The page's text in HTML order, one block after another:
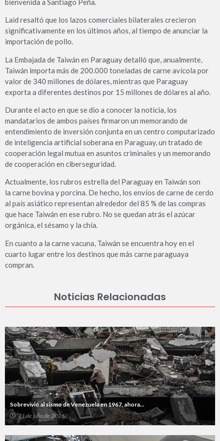
bienvenida a Santiago Peña.
Laid resaltó que los lazos comerciales bilaterales crecieron
significativamente en los últimos años, al tiempo de anunciar la
importación de pollo.
La Embajada de Taiwán en Paraguay detalló que, anualmente,
Taiwán importa más de 200.000 toneladas de carne avícola por
valor de 340 millones de dólares, mientras que Paraguay
exporta a diferentes destinos por 15 millones de dólares al año.
Durante el acto en que se dio a conocer la noticia, los
mandatarios de ambos países firmaron un memorando de
entendimiento de inversión conjunta en un centro computarizado
de inteligencia artificial soberana en Paraguay, un tratado de
cooperación legal mutua en asuntos criminales y un memorando
de cooperación en ciberseguridad.
Actualmente, los rubros estrella del Paraguay en Taiwán son
la carne bovina y porcina. De hecho, los envíos de carne de cerdo
al país asiático representan alrededor del 85 % de las compras
que hace Taiwán en ese rubro. No se quedan atrás el azúcar
orgánica, el sésamo y la chía.
En cuanto a la carne vacuna, Taiwán se encuentra hoy en el
cuarto lugar entre los destinos que más carne paraguaya
compran.
Noticias Relacionadas
Sobrevivió al sismo de Venezuela en 1967, ahora...
21 de julio de 2026